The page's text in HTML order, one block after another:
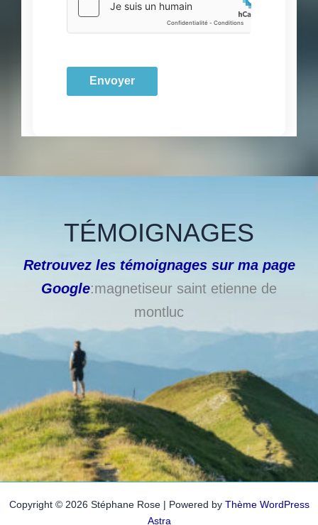
TÉMOIGNAGES
Retrouvez les témoignages sur ma page
Google:magnetiseur saint etienne de
montluc
Copyright © 2026 Stéphane Rose | Powered by Thème WordPress
Astra